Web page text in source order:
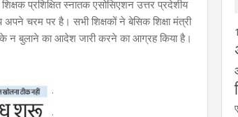
प्रशिक्षित स्नातक एसोसिएशन उत्तर प्रदेशीय
चरम पर है। सभी शिक्षकों ने बेसिक शिक्षा मंत्री
के न बुलाने का आदेश जारी करने का आग्रह किया है।